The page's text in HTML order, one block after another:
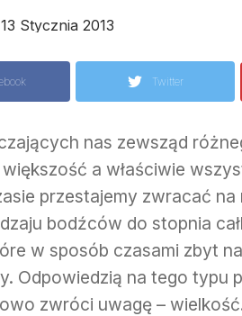
13 Stycznia 2013
Twitter
nas zewsząd
a właściwie
przestajemy zwracać
bodźców do stopnia
w sposób czasami zbyt
Odpowiedzią na tego typu
zwróci uwagę –